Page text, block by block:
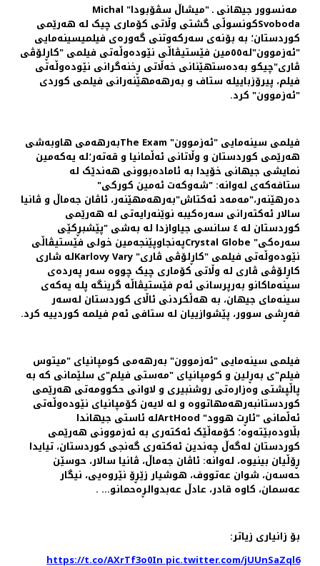
مەنسوور جیهانی ـ "میشاڵ سڤۆبودا" Michal
Svobodaکونسوڵی گشتی وڵاتی کۆماری چیک لە هه‌رێمی
کوردستان؛ به بۆنه‌ی سه‌رکه‌وتنی گه‌وره‌ی فیلمیسینەمایی
"ئەزموون"له٥٥مین فێستیڤاڵی نێوده‌وڵه‌تی فیلمی "کاڕلۆڤی
ڤاری"چیکو به‌ده‌ستهێنانی خه‌ڵاتی ڕخنه‌گرانی نێوده‌وڵه‌تی
فیلم، پیرۆزباییلە ستاف و بەرهەمهێنەرانی فیلمی کوردی
"ئەزموون" کرد.
فیلمی سینەمایی "ئەزموون" The Examبەرهەمی هاوبەشی
هەرێمی کوردستان و وڵاتانی ئەڵمانیا و قەتەر؛له یه‌که‌مین
نمایشی جیهانی خۆیدا به ئاماده‌بوونی هه‌ندێک له
ستافه‌که‌ی له‌وانه: "شەوکەت ئەمین کورکی"
ده‌رهێنه‌ر،"مەمەد ئەکتاش"بەرهەمهێنه‌ر، ئاڤان جەماڵ و ڤانیا
سالار ئه‌کته‌رانی سه‌ره‌کیبه نوێنه‌رایه‌تی له هەرێمی
کوردستان لە ٤ سانسی جیاوازدا لە به‌شی "پێشبڕکێی
سه‌ره‌کی" Crystal Globeپه‌نجاوپێنجه‌مین خولی فێستیڤاڵی
نێوده‌وڵه‌تی فیلمی "کاڕلۆڤی ڤاری" Karlovy Varyله شاری
کاڕلۆڤی ڤاری له وڵاتی کۆماری چیک چووه سه‌ر په‌رده‌ی
سینه‌ماکانو به‌رپرسانی ئه‌م فێستیڤاڵه گرینگه‌ پله یه‌که‌ی
سینه‌مای جیهان، به هه‌ڵکردنی ئاڵای کوردستان له‌سه‌ر
فه‌ڕشی سوور، پێشوازییان له ستافی ئه‌م فیلمه کوردییه‌ کرد.
فیلمی سینەمایی "ئەزموون" بەرهەمی کومپانیای "میتوس
فیلم"ی بەڕلین و کومپانیای "مەستی فیلم"ی سلێمانی که بە
پاڵپشتی وەزارەتی روشنبیری و لاوانی حکوومه‌تی هەرێمی
کوردستانبه‌رهه‌مهاتووه و لە لایەن کۆمپانیای نێودەوڵەتی
ئەڵمانی "ئاڕت هوود" ArtHoodلە ئاستی جیهاندا
بڵاودەبێتەوە؛ کۆمەڵێک ئەکتەری بە ئەزموونی هەرێمی
کوردستان لەگەڵ چەندین ئەکتەری گەنجی کوردستان، تیایدا
ڕۆڵیان بینیوە، لەوانە: ئاڤان جەماڵ، ڤانیا سالار، حوسێن
حەسەن، شوان عەتووف، هوشیار زێڕۆ نێروەیی، نیگار
عەسمان، کاوە قادر، عادڵ عەبدوالڕەحمانو... .
بۆ زانیاری زیاتر:
https://t.co/AXrTf3o0In pic.twitter.com/jUUnSaZql6